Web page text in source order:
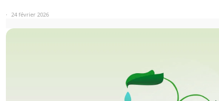
24 février 2026